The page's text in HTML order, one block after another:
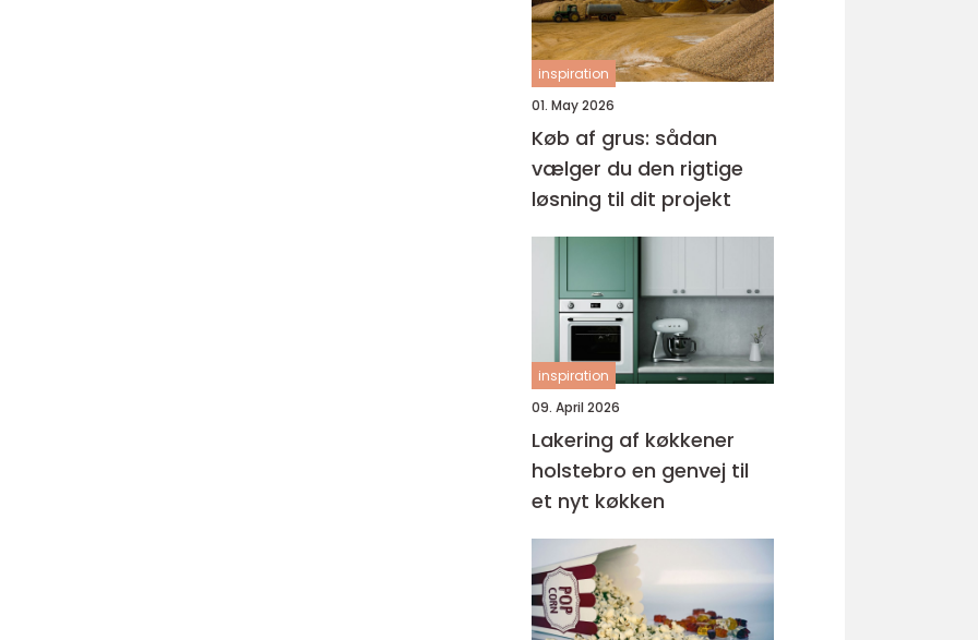
inspiration
01. May 2026
Køb af grus: sådan
vælger du den rigtige
løsning til dit projekt
inspiration
09. April 2026
Lakering af køkkener
holstebro en genvej til
et nyt køkken